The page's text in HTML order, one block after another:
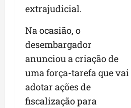
extrajudicial.
Na ocasião, o
desembargador
anunciou a criação de
uma força-tarefa que vai
adotar ações de
fiscalização para